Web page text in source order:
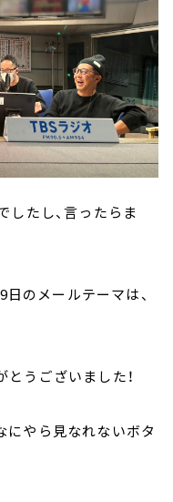
したし、言ったらま
のメールテーマは、
うございました！
にやら見なれないボタ